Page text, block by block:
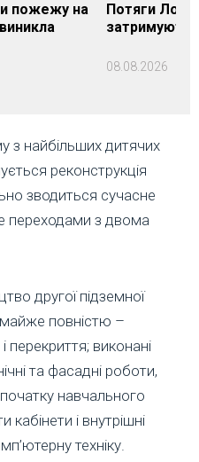
пожежу на
Потяги
08.08.2026
з найбільших дитячих
реконструкція
зводиться сучасне
переходами з двома
другої підземної
повністю –
перекриття; виконані
та фасадні роботи,
навчального
і внутрішні
техніку.